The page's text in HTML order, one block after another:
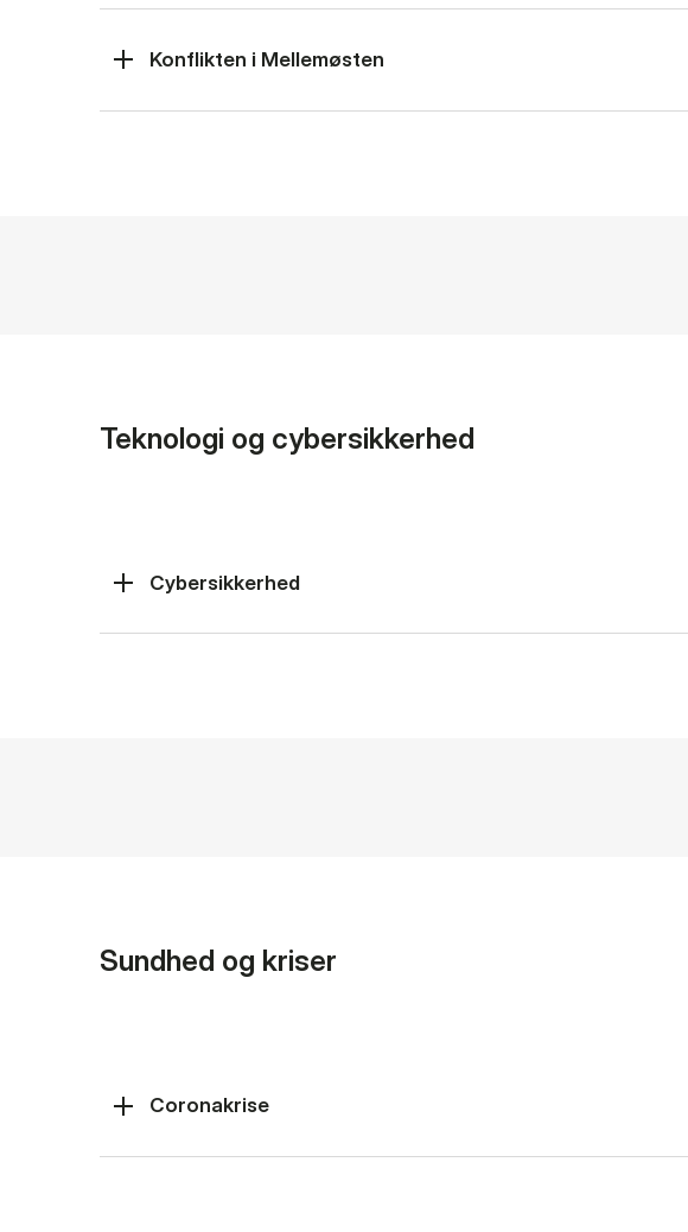
Konflikten i Mellemøsten
Teknologi og cybersikkerhed
Cybersikkerhed
Sundhed og kriser
Coronakrise